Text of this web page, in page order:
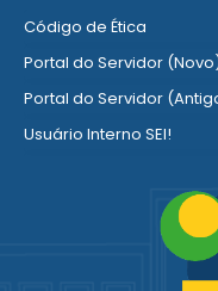
Código de Ética
Portal do Servidor
Portal do Servidor
Usuário Interno SEI!
Portal do Segurado
Manual de Gestão